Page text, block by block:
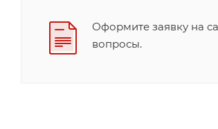
Оформите заявку на
вопросы.